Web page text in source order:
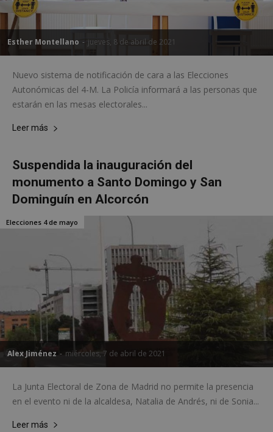
Esther Montellano - jueves, 8 de abril de 2021
Nuevo sistema de notificación de cara a las Elecciones
Autonómicas del 4-M. La Policía informará a las personas que
estarán en las mesas electorales...
Leer más
Suspendida la inauguración del
monumento a Santo Domingo y San
Dominguín en Alcorcón
Alex Jiménez - miércoles, 7 de abril de 2021
Elecciones 4 de mayo
La Junta Electoral de Zona de Madrid no permite la presencia
en el evento ni de la alcaldesa, Natalia de Andrés, ni de Sonia...
Leer más